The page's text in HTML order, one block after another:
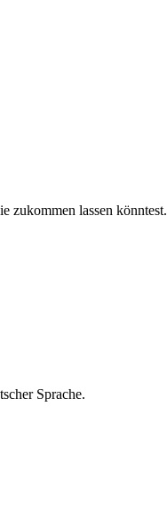
zukommen lassen könntest.
Sprache.